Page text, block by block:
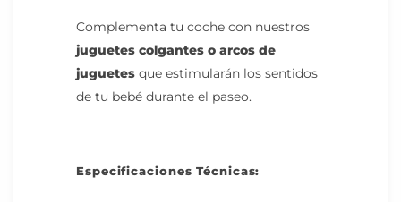
Complementa tu coche con nuestros
juguetes colgantes o arcos de
juguetes que estimularán los sentidos
de tu bebé durante el paseo.
Especificaciones Técnicas: